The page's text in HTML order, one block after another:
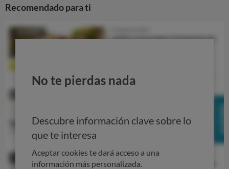
Recomendado para ti
No te pierdas nada
Descubre información clave sobre lo
que te interesa
Aceptar cookies te dará acceso a una
información más personalizada.